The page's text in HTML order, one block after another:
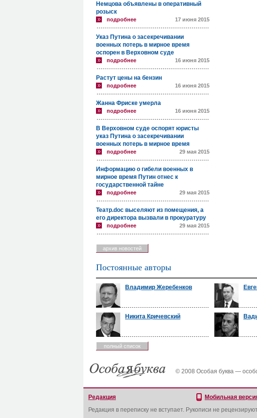
Немцова объявлены в оперативный
розыск
подробнее 17 июня 2015
Указ Путина о засекречивании
военных потерь в мирное время
оспорен в Верховном суде
подробнее 16 июня 2015
Растут цены на бензин
подробнее 16 июня 2015
Жанна Фриске умерла
подробнее 16 июня 2015
В Верховном суде оспорят юристы
указ Путина о засекречивании
военных потерь в мирное время
подробнее 29 мая 2015
Информацию о гибели военных в
мирное время Путин отнес к
государственной тайне
подробнее 29 мая 2015
Театр.doc выселяют из помещения, а
его директора вызвали в прокуратуру
подробнее 29 мая 2015
архив новостей
Постоянные авторы
Владимир Жеребенков
Никита Кричевский
полный список
© 2008 Особая буква —
Редакция Мобильная
Редакция в переписку не вступает. Рукописи не